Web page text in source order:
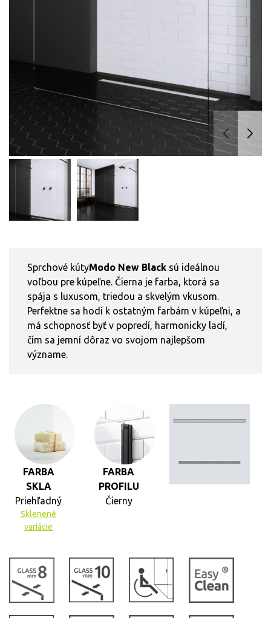
Sprchové kútyModo New Black sú ideálnou
voľbou pre kúpeľne. Čierna je farba, ktorá sa
spája s luxusom, triedou a skvelým vkusom.
Perfektne sa hodí k ostatným farbám v kúpeľni, a
má schopnosť byť v popredí, harmonicky ladí,
čím sa jemní dôraz vo svojom najlepšom
význame.
FARBA
SKLA
Priehľadný
Sklenené
variácie
FARBA
PROFILU
Čierny